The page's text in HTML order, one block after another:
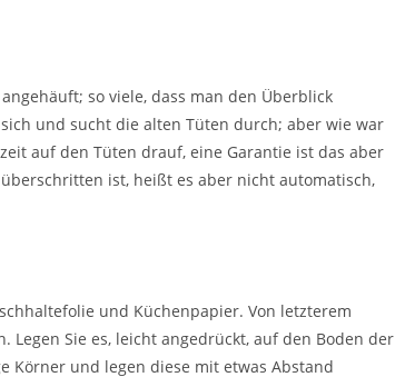
angehäuft; so viele, dass man den Überblick
und sucht die alten Tüten durch; aber wie war
auf den Tüten drauf, eine Garantie ist das aber
ist, heißt es aber nicht automatisch,
und Küchenpapier. Von letzterem
Legen Sie es, leicht angedrückt, auf den Boden der
Körner und legen diese mit etwas Abstand